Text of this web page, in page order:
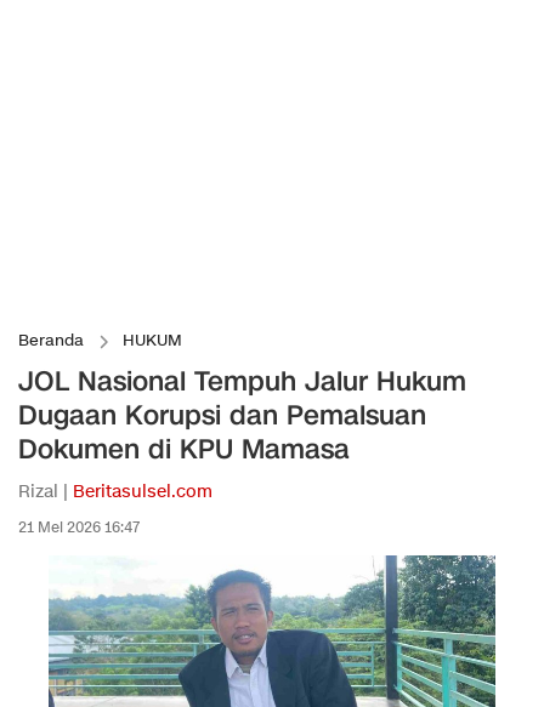
Beranda HUKUM
JOL Nasional Tempuh Jalur Hukum
Dugaan Korupsi dan Pemalsuan
Dokumen di KPU Mamasa
Rizal | Beritasulsel.com
21 Mei 2026 16:47